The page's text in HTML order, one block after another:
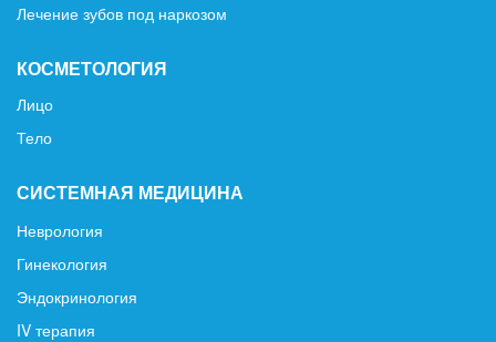
Лечение зубов под наркозом
КОСМЕТОЛОГИЯ
Лицо
Тело
СИСТЕМНАЯ МЕДИЦИНА
Неврология
Гинекология
Эндокринология
IV терапия